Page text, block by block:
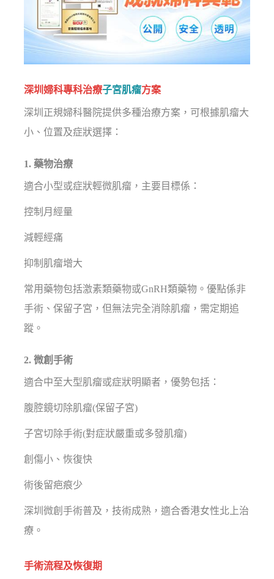
深圳婦科專科治療子宮肌瘤方案
深圳正規婦科醫院提供多種治療方案，可根據肌瘤大
小、位置及症狀選擇：
1. 藥物治療
適合小型或症狀輕微肌瘤，主要目標係：
控制月經量
減輕經痛
抑制肌瘤增大
常用藥物包括激素類藥物或GnRH類藥物。優點係非
手術、保留子宮，但無法完全消除肌瘤，需定期追
蹤。
2. 微創手術
適合中至大型肌瘤或症狀明顯者，優勢包括：
腹腔鏡切除肌瘤(保留子宮)
子宮切除手術(對症狀嚴重或多發肌瘤)
創傷小、恢復快
術後留疤痕少
深圳微創手術普及，技術成熟，適合香港女性北上治
療。
手術流程及恢復期